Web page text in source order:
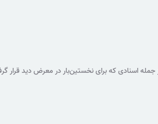
جمله اسنادی که برای نخستین‌بار در معرض دید قرار